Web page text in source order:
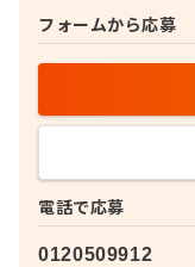
電話で応募
0120509912
フォームから応募